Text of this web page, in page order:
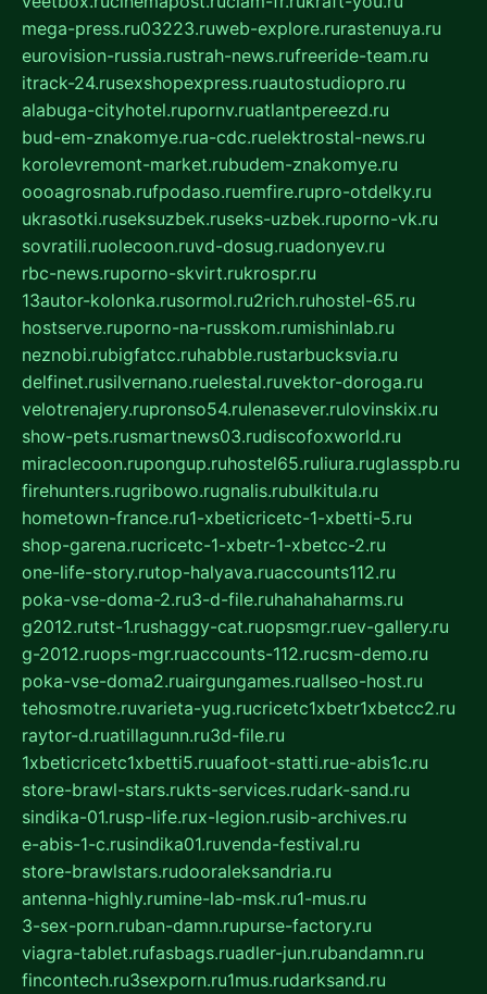
mega-press.ru03223.ruweb-explore.rurastenuya.ru
eurovision-russia.rustrah-news.rufreeride-team.ru
itrack-24.rusexshopexpress.ruautostudiopro.ru
alabuga-cityhotel.rupornv.ruatlantpereezd.ru
bud-em-znakomye.rua-cdc.ruelektrostal-news.ru
korolevremont-market.rubudem-znakomye.ru
oooagrosnab.rufpodaso.ruemfire.rupro-otdelky.ru
ukrasotki.ruseksuzbek.ruseks-uzbek.ruporno-vk.ru
sovratili.ruolecoon.ruvd-dosug.ruadonyev.ru
rbc-news.ruporno-skvirt.rukrospr.ru
13autor-kolonka.rusormol.ru2rich.ruhostel-65.ru
hostserve.ruporno-na-russkom.rumishinlab.ru
neznobi.rubigfatcc.ruhabble.rustarbucksvia.ru
delfinet.rusilvernano.ruelestal.ruvektor-doroga.ru
velotrenajery.rupronso54.rulenasever.rulovinskix.ru
show-pets.rusmartnews03.rudiscofoxworld.ru
miraclecoon.rupongup.ruhostel65.ruliura.ruglasspb.ru
firehunters.rugribowo.rugnalis.rubulkitula.ru
hometown-france.ru1-xbeticricetc-1-xbetti-5.ru
shop-garena.rucricetc-1-xbetr-1-xbetcc-2.ru
one-life-story.rutop-halyava.ruaccounts112.ru
poka-vse-doma-2.ru3-d-file.ruhahahaharms.ru
g2012.rutst-1.rushaggy-cat.ruopsmgr.ruev-gallery.ru
g-2012.ruops-mgr.ruaccounts-112.rucsm-demo.ru
poka-vse-doma2.ruairgungames.ruallseo-host.ru
tehosmotre.ruvarieta-yug.rucricetc1xbetr1xbetcc2.ru
raytor-d.ruatillagunn.ru3d-file.ru
1xbeticricetc1xbetti5.ruuafoot-statti.rue-abis1c.ru
store-brawl-stars.rukts-services.rudark-sand.ru
sindika-01.rusp-life.rux-legion.rusib-archives.ru
e-abis-1-c.rusindika01.ruvenda-festival.ru
store-brawlstars.rudooraleksandria.ru
antenna-highly.rumine-lab-msk.ru1-mus.ru
3-sex-porn.ruban-damn.rupurse-factory.ru
viagra-tablet.rufasbags.ruadler-jun.rubandamn.ru
fincontech.ru3sexporn.ru1mus.rudarksand.ru